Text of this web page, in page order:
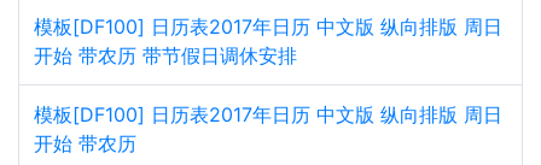
模板[DF100] 日历表2017年日历 中文版 纵向排版 周日
开始 带农历 带节假日调休安排
模板[DF100] 日历表2017年日历 中文版 纵向排版 周日
开始 带农历